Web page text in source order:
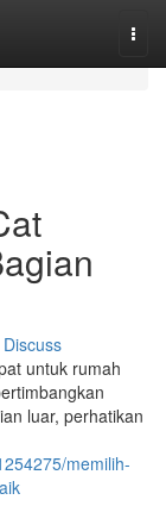
Discuss
untuk rumah
luar, perhatikan
memilih-